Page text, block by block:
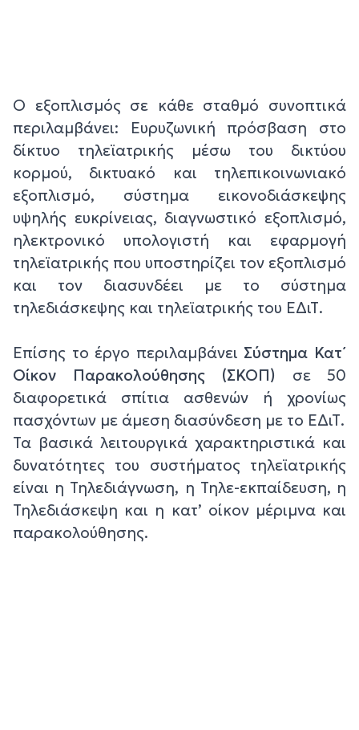
Ο εξοπλισμός σε κάθε σταθμό συνοπτικά
περιλαμβάνει: Ευρυζωνική πρόσβαση στο
δίκτυο τηλεϊατρικής μέσω του δικτύου
κορμού, δικτυακό και τηλεπικοινωνιακό
εξοπλισμό, σύστημα εικονοδιάσκεψης
υψηλής ευκρίνειας, διαγνωστικό εξοπλισμό,
ηλεκτρονικό υπολογιστή και εφαρμογή
τηλεϊατρικής που υποστηρίζει τον εξοπλισμό
και τον διασυνδέει με το σύστημα
τηλεδιάσκεψης και τηλεϊατρικής του ΕΔιΤ.
Επίσης το έργο περιλαμβάνει Σύστημα Κατ΄
Οίκον Παρακολούθησης (ΣΚΟΠ) σε 50
διαφορετικά σπίτια ασθενών ή χρονίως
πασχόντων με άμεση διασύνδεση με το ΕΔιΤ.
Τα βασικά λειτουργικά χαρακτηριστικά και
δυνατότητες του συστήματος τηλεϊατρικής
είναι η Τηλεδιάγνωση, η Τηλε-εκπαίδευση, η
Τηλεδιάσκεψη και η κατ’ οίκον μέριμνα και
παρακολούθησης.